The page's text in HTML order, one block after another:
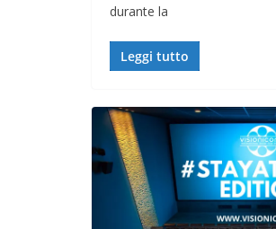
durante la
Leggi tutto